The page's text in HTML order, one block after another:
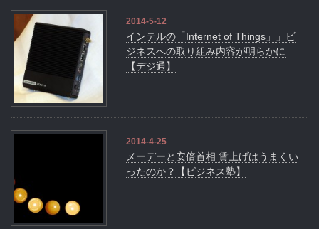
2014-5-12
インテルの「Internet of Things」」ビ
ジネスへの取り組み内容が明らかに
【デジ通】
2014-4-25
メーデーと安倍首相 賃上げはうまくい
ったのか？【ビジネス塾】